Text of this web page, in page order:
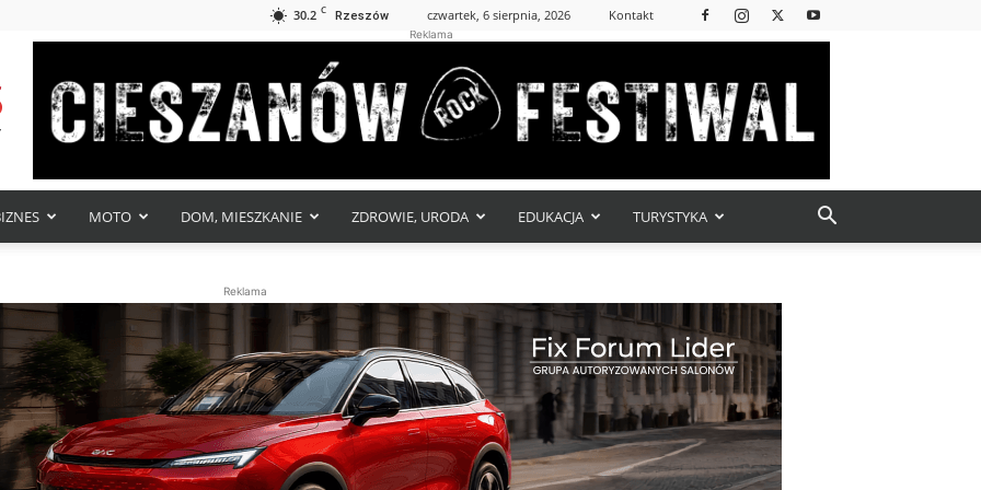
30.2 C Rzeszów czwartek, 6 sierpnia, 2026 Kontakt
Reklama
MOTO DOM, MIESZKANIE ZDROWIE, URODA EDUKACJA TURYSTYKA
Reklama